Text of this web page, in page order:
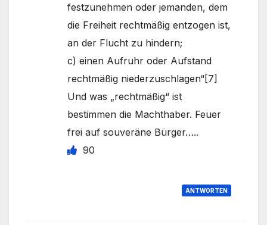
festzunehmen oder jemanden, dem
die Freiheit rechtmäßig entzogen ist,
an der Flucht zu hindern;
c) einen Aufruhr oder Aufstand
rechtmäßig niederzuschlagen“[7]
Und was „rechtmäßig“ ist
bestimmen die Machthaber. Feuer
frei auf souveräne Bürger…..
90
ANTWORTEN